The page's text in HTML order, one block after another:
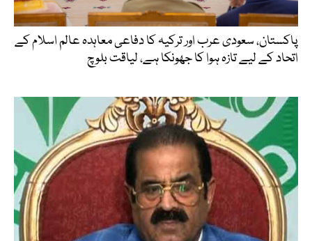
پاکستان، سعودی عرب اور ترکیہ کا دفاعی معاہدہ عالم اسلام کے
اتحاد کے لیے تازہ ہوا کا جھونکا ہے، لیاقت بلوچ